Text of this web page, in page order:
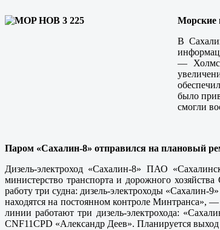
Морские
В
—
было
смогли
Паром «Сахалин-8» отправился на плановый
Дизель-электроход «Сахалин-8» ПАО
министерство транспорта и дорожного
работу три судна: дизель-электроходы
находятся на постоянном контроле
линии работают три дизель-электрохода:
CNF11CPD «Александр Деев». Планируется